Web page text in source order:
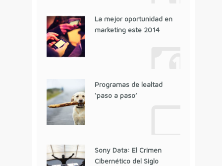
La mejor oportunidad en
marketing este 2014
Programas de lealtad
‘paso a paso’
Sony Data: El Crimen
Cibernético del Siglo